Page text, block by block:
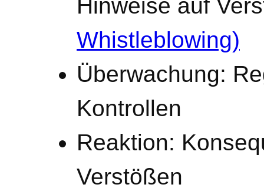
Hinweise auf
Whistleblowing)
Überwachung:
Kontrollen
Reaktion:
Verstößen